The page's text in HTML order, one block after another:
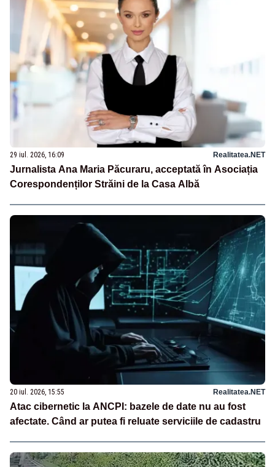
29 iul. 2026, 16:09 Realitatea.NET
Jurnalista Ana Maria Păcuraru, acceptată în Asociația
Corespondenților Străini de la Casa Albă
20 iul. 2026, 15:55 Realitatea.NET
Atac cibernetic la ANCPI: bazele de date nu au fost
afectate. Când ar putea fi reluate serviciile de cadastru